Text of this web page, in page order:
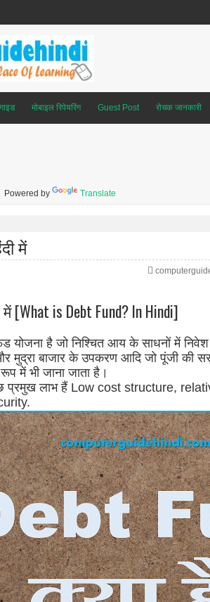
मोबाइल रिपेयरिंग Guest Post रोचक जानकारी
Powered by Translate
में
[What is Debt Fund? In Hindi]
है जो निश्चित आय के साधनों में निवेश
मुद्रा बाजार के उपकरण आदि जो पूंजी की
में भी जाना जाता है।
प्रमुख लाभ हैं Low cost structure,